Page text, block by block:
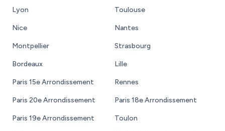
Lyon Toulouse
Nice Nantes
Montpellier Strasbourg
Bordeaux Lille
Paris 15e Arrondissement Rennes
Paris 20e Arrondissement Paris 18e Arrondissement
Paris 19e Arrondissement Toulon